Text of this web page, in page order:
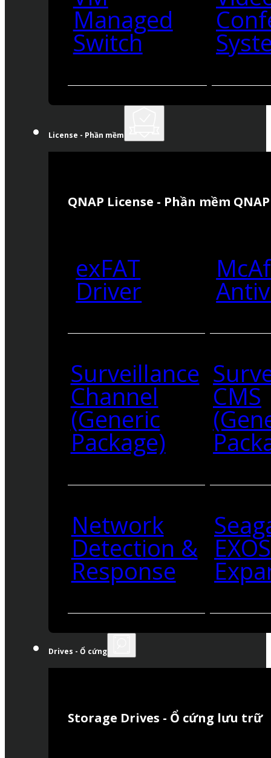
Managed
Switch
License - Phần mềm
QNAP License - Phần mềm QNAP
exFAT
Driver
Surveillance
Channel
(Generic
Package)
CMS
Network
Detection &
Response
EXOS
Drives - Ổ cứng
Storage Drives - Ổ cứng lưu trữ